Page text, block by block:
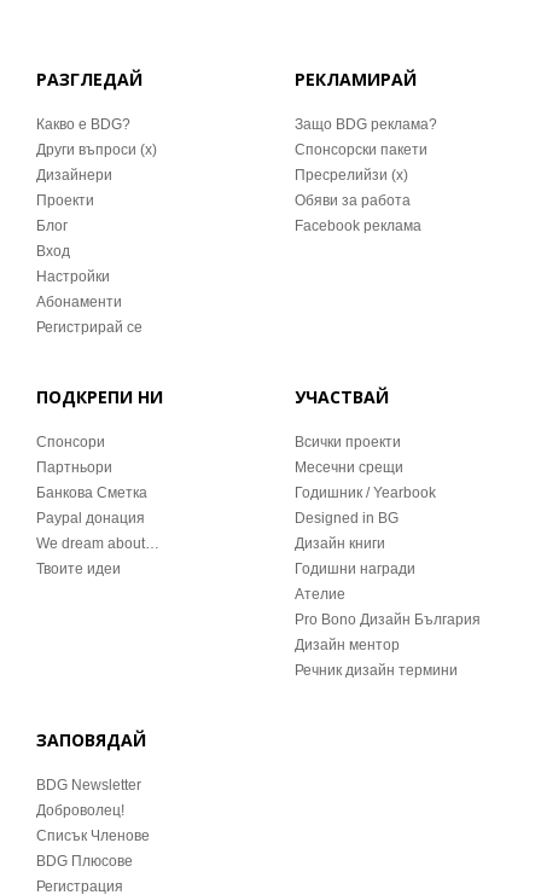
РАЗГЛЕДАЙ
Какво е BDG?
Други въпроси (x)
Дизайнери
Проекти
Блог
Вход
Настройки
Абонаменти
Регистрирай се
РЕКЛАМИРАЙ
Защо BDG реклама?
Спонсорски пакети
Пресрелийзи (x)
Обяви за работа
Facebook реклама
ПОДКРЕПИ НИ
Спонсори
Партньори
Банкова Сметка
Paypal донация
We dream about…
Твоите идеи
УЧАСТВАЙ
Всички проекти
Месечни срещи
Годишник / Yearbook
Designed in BG
Дизайн книги
Годишни награди
Ателие
Pro Bono Дизайн България
Дизайн ментор
Речник дизайн термини
ЗАПОВЯДАЙ
BDG Newsletter
Доброволец!
Списък Членове
BDG Плюсове
Регистрация